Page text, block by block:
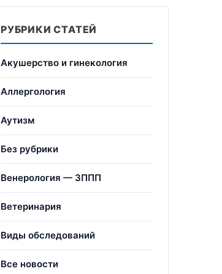
РУБРИКИ СТАТЕЙ
Акушерство и гинекология
Аллергология
Аутизм
Без рубрики
Венерология — ЗППП
Ветеринария
Виды обследований
Все новости